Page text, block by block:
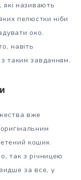
які називають
пелюстки ніби
око.
навіть
таким завданням.
вже
кошик
так з річницею
за все, у